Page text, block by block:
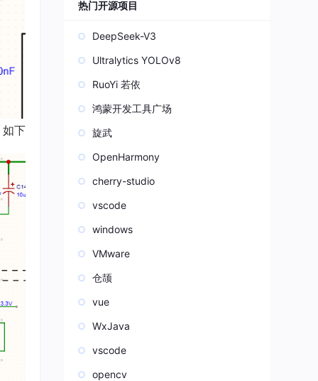
如下
模态指令。
热门开源项目
DeepSeek-V3
Ultralytics YOLOv8
RuoYi 若依
鸿蒙开发工具广场
旋武
OpenHarmony
cherry-studio
vscode
windows
VMware
仓颉
vue
WxJava
vscode
opencv